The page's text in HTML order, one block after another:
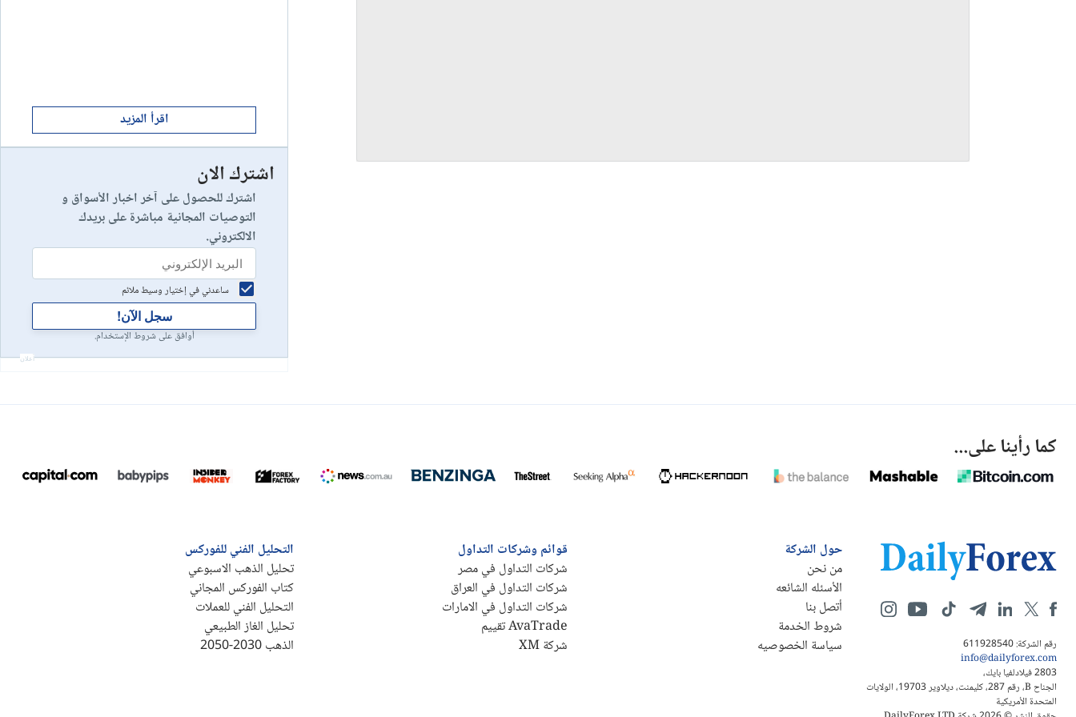
إستعراض شركة
10
اقرأ المزيد
اشترك الان
اشترك للحصول على آخر اخبار الأسواق و
التوصيات المجانية مباشرة على بريدك
الالكتروني.
ساعدني في إختيار وسيط ملائم
سجل الآن!
أوافق على شروط الإستخدام.
أعلان
كما رأينا على...
رقم الشركة: 611928540
info@dailyforex.com
2803 فيلادلفيا بايك،
الجناح B، رقم 287، كليمنت، ديلاوير 19703، الولايات
المتحدة الأمريكية
حول الشركة
من نحن
الأسئله الشائعه
أتصل بنا
شروط الخدمة
سياسة الخصوصيه
قوائم وشركات التداول
شركات التداول في مصر
شركات التداول في العراق
شركات التداول في الامارات
AvaTrade تقييم
شركة XM
التحليل الفني للفوركس
تحليل الذهب الاسبوعي
كتاب الفوركس المجاني
التحليل الفني للعملات
تحليل الغاز الطبيعي
الذهب 2030-2050